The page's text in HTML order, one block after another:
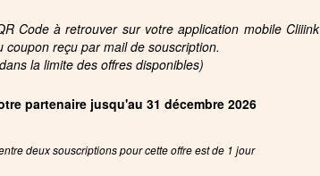
Code à retrouver sur votre application mobile Cliiink
reçu par mail de souscription.
la limite des offres disponibles)
partenaire jusqu'au 31 décembre 2026
deux souscriptions pour cette offre est de 1 jour